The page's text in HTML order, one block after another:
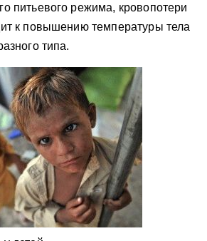
питьевого режима, кровопотери
к повышению температуры тела
типа.